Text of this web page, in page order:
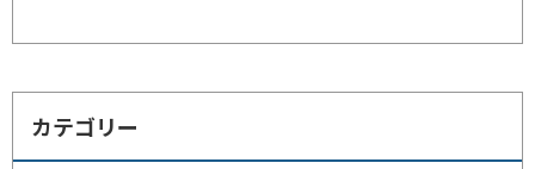
カテゴリー